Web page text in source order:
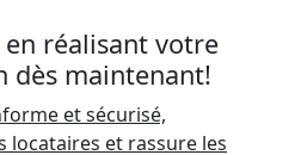
réalisant votre
dès maintenant!
et sécurisé,
locataires et rassure les